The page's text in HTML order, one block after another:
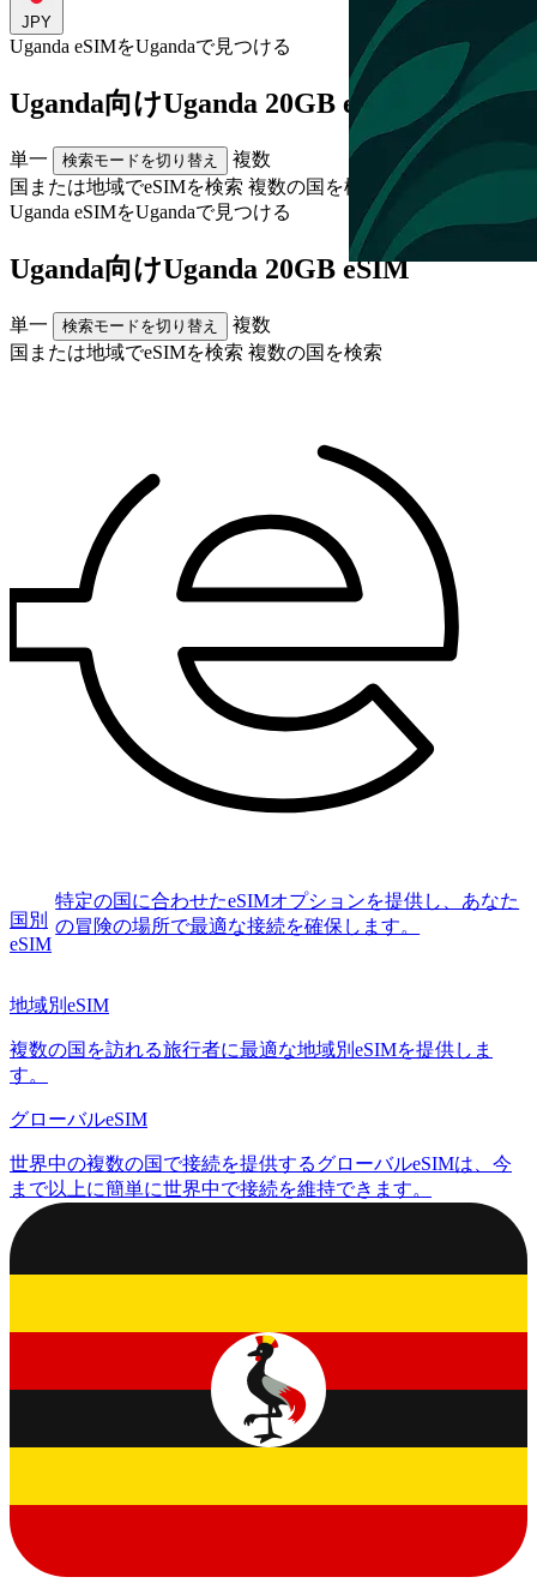
JPY
Uganda eSIMをUgandaで見つける
Uganda向けUganda 20GB eSIM
単一 検索モードを切り替え
複数
国または地域でeSIMを検索 複数の国を検索
Uganda eSIMをUgandaで見つける
Uganda向けUganda 20GB eSIM
単一 検索モードを切り替え
複数
国または地域でeSIMを検索 複数の国を検索
国別
eSIM
特定の国に合わせたeSIMオプションを提供し、あなた
の冒険の場所で最適な接続を確保します。
地域別eSIM
複数の国を訪れる旅行者に最適な地域別eSIMを提供しま
す。
グローバルeSIM
世界中の複数の国で接続を提供するグローバルeSIMは、今
まで以上に簡単に世界中で接続を維持できます。